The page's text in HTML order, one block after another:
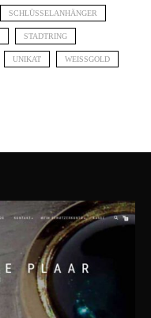
SCHLÜSSELANHÄNGER
STADTRING
UNIKAT WEISSGOLD